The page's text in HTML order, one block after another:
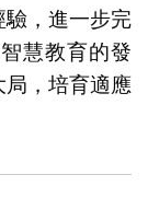
驗，進一步完
慧教育的發
局，培育適應